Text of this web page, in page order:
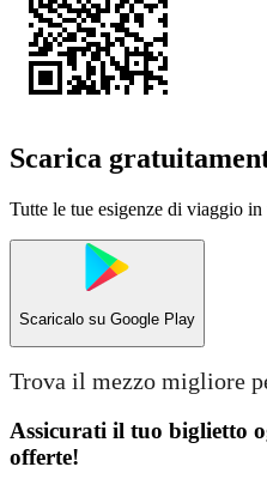
Scarica
Tutte le tue esigenze di viaggio
Scaricalo su Google Play
Trova il mezzo migliore
Assicurati il ​​tuo biglietto
offerte!